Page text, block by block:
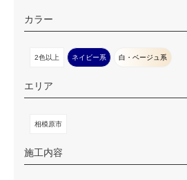
カラー
2色以上 ネイビー系 白・ベージュ系
エリア
相模原市
施工内容